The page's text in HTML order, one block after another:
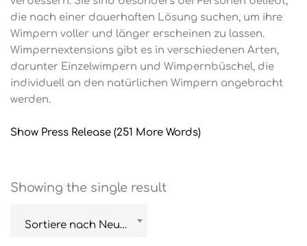
die nach einer dauerhaften Lösung suchen, um ihre
Wimpern voller und länger erscheinen zu lassen.
Wimpernextensions gibt es in verschiedenen Arten,
darunter Einzelwimpern und Wimpernbüschel, die
individuell an den natürlichen Wimpern angebracht
werden.
Show Press Release (251 More Words)
Showing the single result
Sortiere nach Neuestem